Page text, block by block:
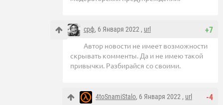
+7
срф, 6 Января 2022 , url
Автор новости не имеет возможности
скрывать комменты. Да и не имею такой
привычки. Разбирайся со своими.
-4
4toSnamiStalo, 6 Января 2022 , url